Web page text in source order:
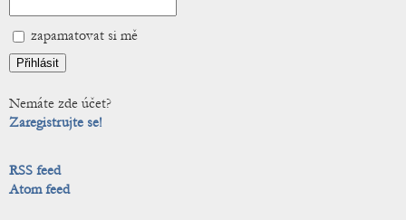
zapamatovat si mě
Nemáte zde účet?
Zaregistrujte se!
RSS feed
Atom feed